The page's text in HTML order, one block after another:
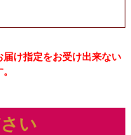
け指定をお受け出来ない
い